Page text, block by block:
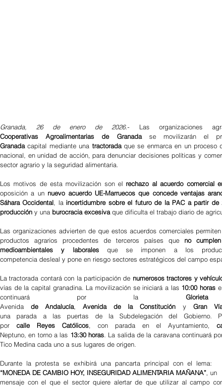
Granada, 26 de enero de 2026.- Las organizaciones
Cooperativas Agroalimentarias de Granada se movilizarán el
Granada capital mediante una tractorada que se enmarca en un
nacional, en unidad de acción, para denunciar decisiones políticas y
sector agrario y la seguridad alimentaria.
Los motivos de esta movilización son el rechazo al acuerdo comercial
oposición a un nuevo acuerdo UE-Marruecos que concede ventajas
Sáhara Occidental, la incertidumbre sobre el futuro de la PAC a partir de
producción y una burocracia excesiva que dificulta el trabajo diario de
Las organizaciones advierten de que estos acuerdos comerciales
productos agrarios procedentes de terceros países que no
medioambientales y laborales que se imponen a los
competencia desleal y pone en riesgo sectores estratégicos del campo
La tractorada contará con la participación de numerosos tractores y
vías de la capital granadina. La movilización se iniciará a las 10:00 horas
continuará por la
Avenida de Andalucía, Avenida de la Constitución y Gran
una parada a las puertas de la Subdelegación del Gobierno.
por calle Reyes Católicos, con parada en el Ayuntamiento,
Neptuno, en torno a las 13:30 horas. La salida de la caravana continuará
Tico Medina cada uno a sus lugares de origen.
Durante  la  protesta  se  exhibirá  una  pancarta  principal  con  el  lema:
“MONEDA DE CAMBIO HOY, INSEGURIDAD ALIMENTARIA MAÑANA”, un
mensaje con el que el sector quiere alertar de que utilizar al campo